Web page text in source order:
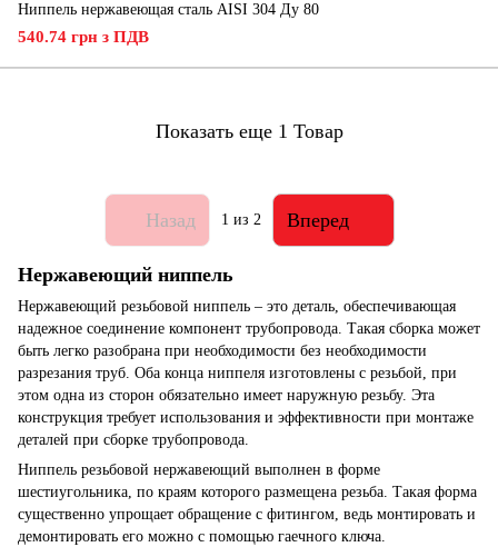
Ниппель нержавеющая сталь AISI 304 Ду 80
540.74 грн з ПДВ
Показать еще 1 Товар
Назад 1 из 2 Вперед
Нержавеющий ниппель
Нержавеющий резьбовой ниппель – это деталь, обеспечивающая
надежное соединение компонент трубопровода. Такая сборка может
быть легко разобрана при необходимости без необходимости
разрезания труб. Оба конца ниппеля изготовлены с резьбой, при
этом одна из сторон обязательно имеет наружную резьбу. Эта
конструкция требует использования и эффективности при монтаже
деталей при сборке трубопровода.
Ниппель резьбовой нержавеющий выполнен в форме
шестиугольника, по краям которого размещена резьба. Такая форма
существенно упрощает обращение с фитингом, ведь монтировать и
демонтировать его можно с помощью гаечного ключа.